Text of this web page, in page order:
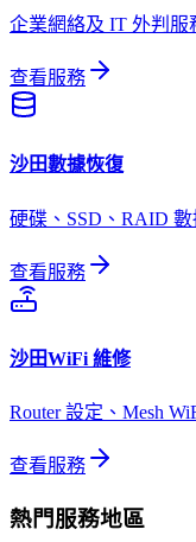
企業網絡及 IT 外判服
查看服務
沙田數據恢復
硬碟、SSD、RAID
查看服務
沙田WiFi 維修
Router 設定、Mesh
查看服務
熱門服務地區